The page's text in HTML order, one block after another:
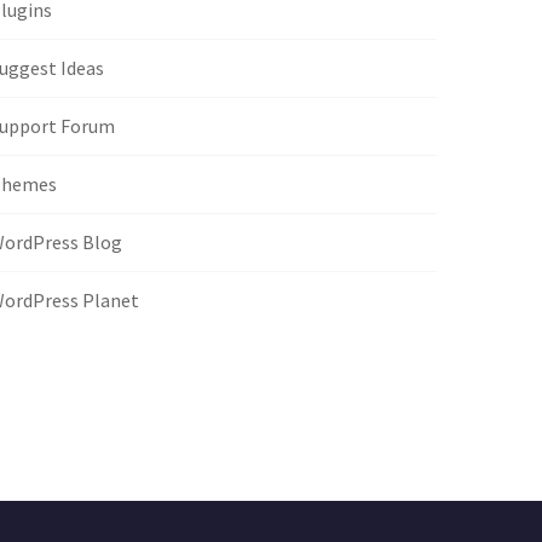
Ideas
Forum
Blog
Planet